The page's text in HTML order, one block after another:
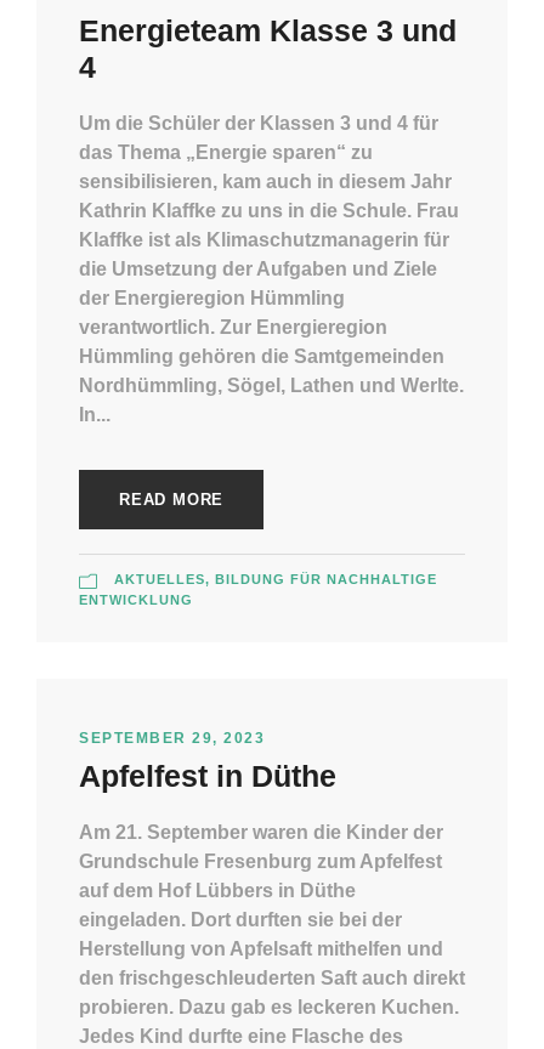
Energieteam Klasse 3 und
4
Um die Schüler der Klassen 3 und 4 für
das Thema „Energie sparen“ zu
sensibilisieren, kam auch in diesem Jahr
Kathrin Klaffke zu uns in die Schule. Frau
Klaffke ist als Klimaschutzmanagerin für
die Umsetzung der Aufgaben und Ziele
der Energieregion Hümmling
verantwortlich. Zur Energieregion
Hümmling gehören die Samtgemeinden
Nordhümmling, Sögel, Lathen und Werlte.
In...
READ MORE
AKTUELLES, BILDUNG FÜR NACHHALTIGE
ENTWICKLUNG
SEPTEMBER 29, 2023
Apfelfest in Düthe
Am 21. September waren die Kinder der
Grundschule Fresenburg zum Apfelfest
auf dem Hof Lübbers in Düthe
eingeladen. Dort durften sie bei der
Herstellung von Apfelsaft mithelfen und
den frischgeschleuderten Saft auch direkt
probieren. Dazu gab es leckeren Kuchen.
Jedes Kind durfte eine Flasche des